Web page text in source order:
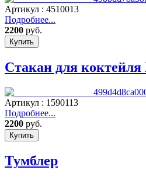
Артикул : 4510013
Подробнее...
2200 руб.
Стакан для коктейля
Артикул : 1590113
Подробнее...
2200 руб.
Тумблер